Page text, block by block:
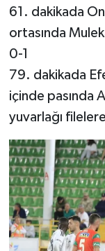
61. dakikada
ortasında
0-1
79. dakikada
içinde pasında
yuvarlağı